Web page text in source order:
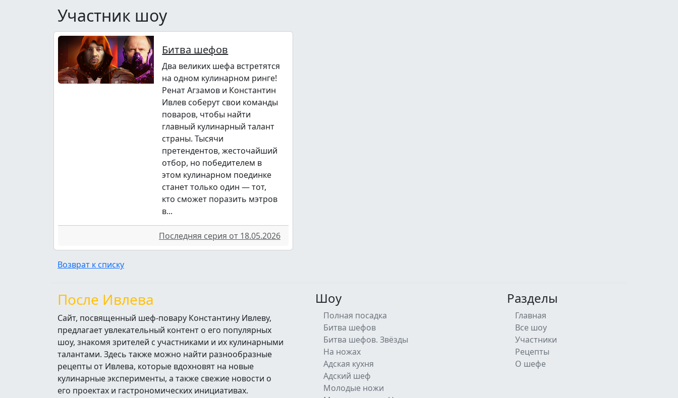
Участник шоу
Битва шефов
Два великих шефа встретятся
на одном кулинарном ринге!
Ренат Агзамов и Константин
Ивлев соберут свои команды
поваров, чтобы найти
главный кулинарный талант
страны. Тысячи
претендентов, жесточайший
отбор, но победителем в
этом кулинарном поединке
станет только один — тот,
кто сможет поразить мэтров
в...
Последняя серия от 18.05.2026
Возврат к списку
После Ивлева
Сайт, посвященный шеф-повару Константину Ивлеву,
предлагает увлекательный контент о его популярных
шоу, знакомя зрителей с участниками и их кулинарными
талантами. Здесь также можно найти разнообразные
рецепты от Ивлева, которые вдохновят на новые
кулинарные эксперименты, а также свежие новости о
его проектах и гастрономических инициативах.
Шоу
Полная посадка
Битва шефов
Битва шефов. Звёзды
На ножах
Адская кухня
Адский шеф
Молодые ножи
Разделы
Главная
Все шоу
Участники
Рецепты
О шефе